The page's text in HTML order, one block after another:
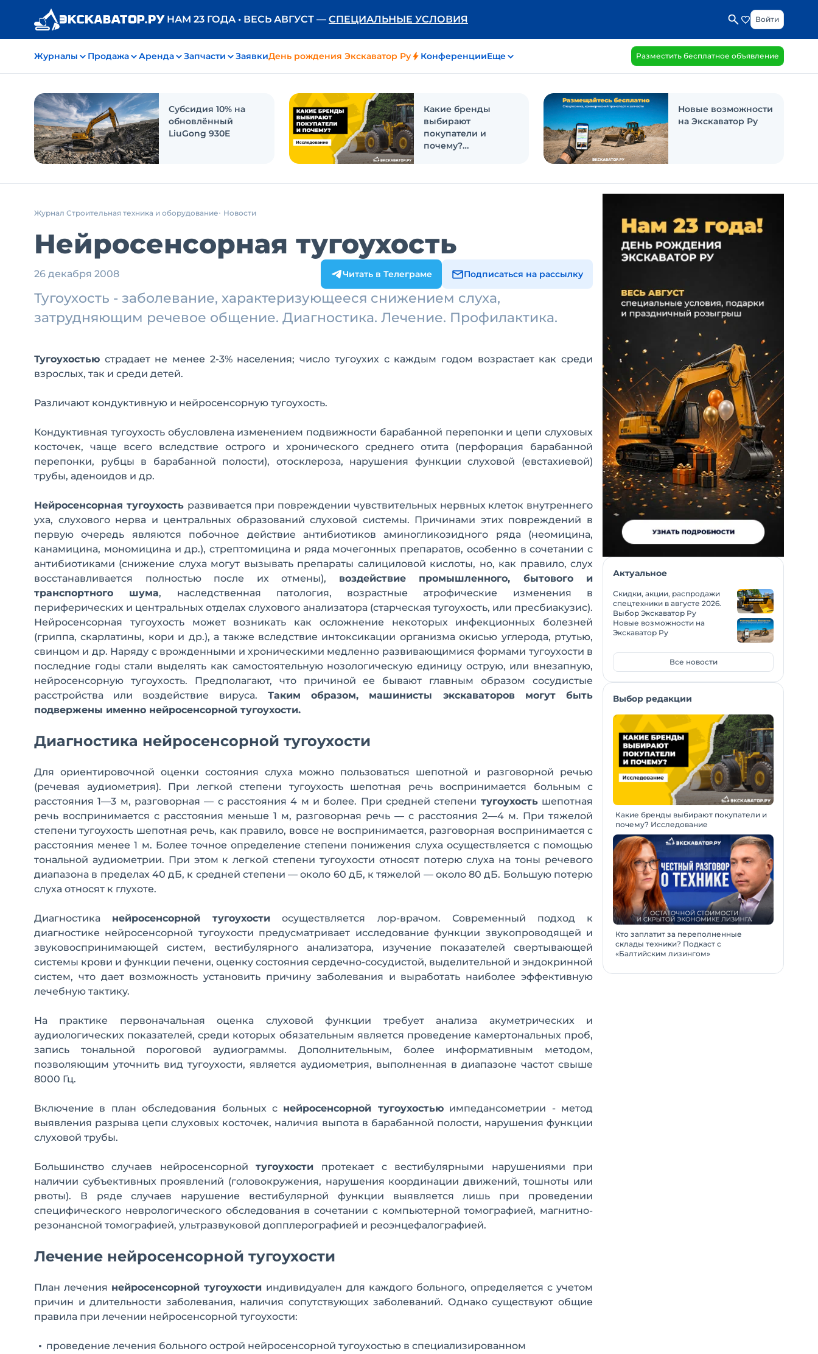
НАМ 23 ГОДА • ВЕСЬ АВГУСТ — СПЕЦИАЛЬНЫЕ УСЛОВИЯ Войти
Журналы Продажа Аренда Запчасти ЗаявкиДень рождения Экскаватор Ру КонференцииЕще Разместить бесплатное объявление
Субсидия 10% на
обновлённый
LiuGong 930E
Какие бренды
выбирают
покупатели и
почему?
Новые возможности
на Экскаватор Ру
Журнал Строительная техника и оборудование Новости
Нейросенсорная тугоухость
26 декабря 2008 Читать в Телеграме Подписаться на рассылку
Тугоухость - заболевание, характеризующееся снижением слуха,
затрудняющим речевое общение. Диагностика. Лечение. Профилактика.
Тугоухостью страдает не менее 2-3% населения; число тугоухих с каждым годом возрастает как среди
взрослых, так и среди детей.
Различают кондуктивную и нейросенсорную тугоухость.
Кондуктивная тугоухость обусловлена изменением подвижности барабанной перепонки и цепи слуховых
косточек, чаще всего вследствие острого и хронического среднего отита (перфорация барабанной
перепонки, рубцы в барабанной полости), отосклероза, нарушения функции слуховой (евстахиевой)
трубы, аденоидов и др.
Нейросенсорная тугоухость развивается при повреждении чувствительных нервных клеток внутреннего
уха, слухового нерва и центральных образований слуховой системы. Причинами этих повреждений в
первую очередь являются побочное действие антибиотиков аминогликозидного ряда (неомицина,
канамицина, мономицина и др.), стрептомицина и ряда мочегонных препаратов, особенно в сочетании с
антибиотиками (снижение слуха могут вызывать препараты салициловой кислоты, но, как правило, слух
восстанавливается полностью после их отмены), воздействие промышленного, бытового и
транспортного шума, наследственная патология, возрастные атрофические изменения в
периферических и центральных отделах слухового анализатора (старческая тугоухость, или пресбиакузис).
Нейросенсорная тугоухость может возникать как осложнение некоторых инфекционных болезней
(гриппа, скарлатины, кори и др.), а также вследствие интоксикации организма окисью углерода, ртутью,
свинцом и др. Наряду с врожденными и хроническими медленно развивающимися формами тугоухости в
последние годы стали выделять как самостоятельную нозологическую единицу острую, или внезапную,
нейросенсорную тугоухость. Предполагают, что причиной ее бывают главным образом сосудистые
расстройства или воздействие вируса. Таким образом, машинисты экскаваторов могут быть
подвержены именно нейросенсорной тугоухости.
Диагностика нейросенсорной тугоухости
Для ориентировочной оценки состояния слуха можно пользоваться шепотной и разговорной речью
(речевая аудиометрия). При легкой степени тугоухость шепотная речь воспринимается больным с
расстояния 1—3 м, разговорная — с расстояния 4 м и более. При средней степени тугоухостьшепотная
речь воспринимается с расстояния меньше 1 м, разговорная речь — с расстояния 2—4 м. При тяжелой
степени тугоухость шепотная речь, как правило, вовсе не воспринимается, разговорная воспринимается с
расстояния менее 1 м. Более точное определение степени понижения слуха осуществляется с помощью
тональной аудиометрии. При этом к легкой степени тугоухости относят потерю слуха на тоны речевого
диапазона в пределах 40 дБ, к средней степени — около 60 дБ, к тяжелой — около 80 дБ. Большую потерю
слуха относят к глухоте.
Диагностика нейросенсорной тугоухости осуществляется лор-врачом. Современный подход к
диагностике нейросенсорной тугоухости предусматривает исследование функции звукопроводящей и
звуковоспринимающей систем, вестибулярного анализатора, изучение показателей свертывающей
системы крови и функции печени, оценку состояния сердечно-сосудистой, выделительной и эндокринной
систем, что дает возможность установить причину заболевания и выработать наиболее эффективную
лечебную тактику.
На практике первоначальная оценка слуховой функции требует анализа акуметрических и
аудиологических показателей, среди которых обязательным является проведение камертональных проб,
запись тональной пороговой аудиограммы. Дополнительным, более информативным методом,
позволяющим уточнить вид тугоухости, является аудиометрия, выполненная в диапазоне частот свыше
8000 Гц.
Включение в план обследования больных с нейросенсорной тугоухостьюимпедансометрии - метод
выявления разрыва цепи слуховых косточек, наличия выпота в барабанной полости, нарушения функции
слуховой трубы.
Большинство случаев нейросенсорнойтугоухости протекает с вестибулярными нарушениями при
наличии субъективных проявлений (головокружения, нарушения координации движений, тошноты или
рвоты). В ряде случаев нарушение вестибулярной функции выявляется лишь при проведении
специфического неврологического обследования в сочетании с компьютерной томографией, магнитно-
резонансной томографией, ультразвуковой допплерографией и реоэнцефалографией.
Лечение нейросенсорной тугоухости
План лечения нейросенсорной тугоухости индивидуален для каждого больного, определяется с учетом
причин и длительности заболевания, наличия сопутствующих заболеваний. Однако существуют общие
правила при лечении нейросенсорной тугоухости:
проведение лечения больного острой нейросенсорной тугоухостью в специализированном
Актуальное
Скидки, акции, распродажи
спецтехники в августе 2026.
Выбор Экскаватор Ру
Новые возможности на
Экскаватор Ру
Все новости
Выбор редакции
Какие бренды выбирают покупатели и
почему? Исследование
Кто заплатит за переполненные
склады техники? Подкаст с
«Балтийским лизингом»